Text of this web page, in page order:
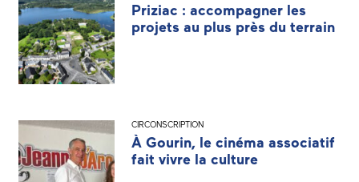
Priziac : accompagner les
projets au plus près du terrain
CIRCONSCRIPTION
À Gourin, le cinéma associatif
fait vivre la culture